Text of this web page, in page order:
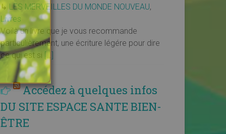
↳ LES MERVEILLES DU MONDE NOUVEAU,
Livres
Voilà un livre que je vous recommande
particulièrement, une écriture légére pour dire
ce qui est si […]
Accédez à quelques infos
DU SITE ESPACE SANTE BIEN-
ÊTRE